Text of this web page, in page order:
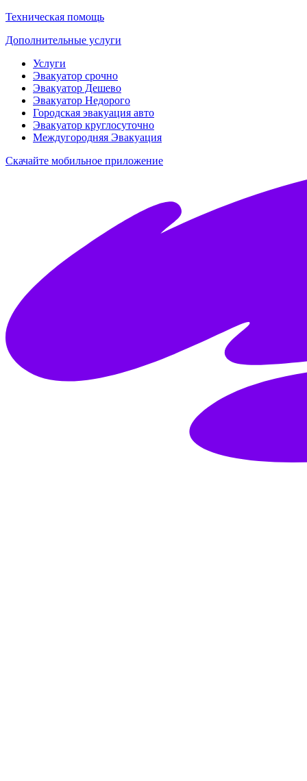
Техническая помощь
Дополнительные услуги
Услуги
Эвакуатор срочно
Эвакуатор Дешево
Эвакуатор Недорого
Городская эвакуация авто
Эвакуатор круглосуточно
Междугородняя Эвакуация
Скачайте мобильное приложение